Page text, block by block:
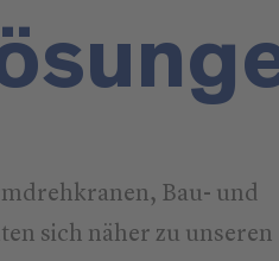
Bau- und
sich näher zu unseren